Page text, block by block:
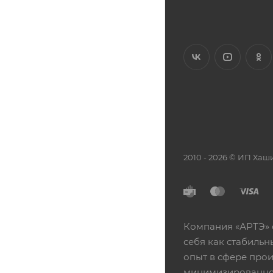
2010 - 2026 © ИП
Компания «АРТЭ»
себя как
опыт в сфере